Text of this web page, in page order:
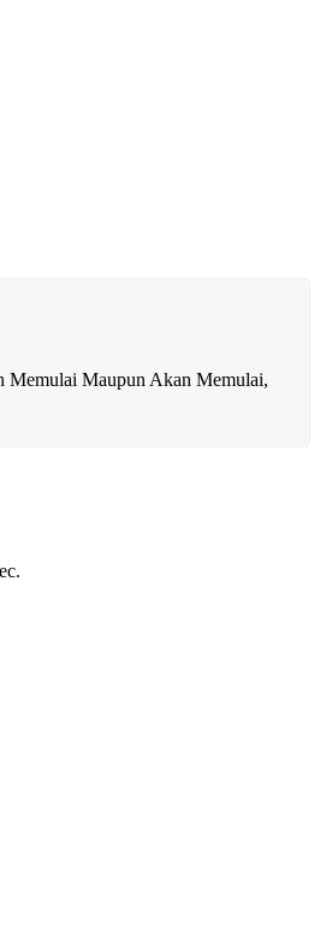
Memulai Maupun Akan Memulai,